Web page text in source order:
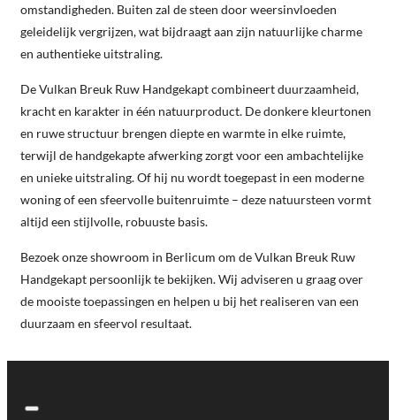
omstandigheden. Buiten zal de steen door weersinvloeden
geleidelijk vergrijzen, wat bijdraagt aan zijn natuurlijke charme
en authentieke uitstraling.
De Vulkan Breuk Ruw Handgekapt combineert duurzaamheid,
kracht en karakter in één natuurproduct. De donkere kleurtonen
en ruwe structuur brengen diepte en warmte in elke ruimte,
terwijl de handgekapte afwerking zorgt voor een ambachtelijke
en unieke uitstraling. Of hij nu wordt toegepast in een moderne
woning of een sfeervolle buitenruimte – deze natuursteen vormt
altijd een stijlvolle, robuuste basis.
Bezoek onze showroom in Berlicum om de Vulkan Breuk Ruw
Handgekapt persoonlijk te bekijken. Wij adviseren u graag over
de mooiste toepassingen en helpen u bij het realiseren van een
duurzaam en sfeervol resultaat.